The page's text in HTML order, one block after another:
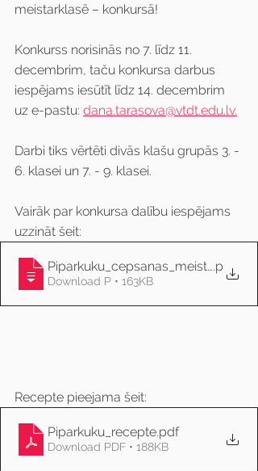
meistarklasē – konkursā!
Konkurss norisinās no 7. līdz 11.
decembrim, taču konkursa darbus
iespējams iesūtīt līdz 14. decembrim
uz e-pastu: dana.tarasova@vtdt.edu.lv.
Darbi tiks vērtēti divās klašu grupās 3. -
6. klasei un 7. - 9. klasei.
Vairāk par konkursa dalību iespējams
uzzināt šeit:
.p
Download P • 163KB
Recepte pieejama šeit:
Piparkuku_recepte.pdf
Download PDF • 188KB